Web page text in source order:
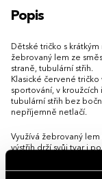
S
Popis
Dětské tričko s
žebrovaný lem ze
straně, tubulární střih.
Klasické červené
sportování, v
tubulární střih bez
nepříjemně netlačí.
Využívá žebrovaný lem
výstřih drží svůj tvar i